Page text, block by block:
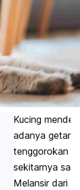
Kucing
adanya
tenggorokan
sekitarnya
Melansir dari